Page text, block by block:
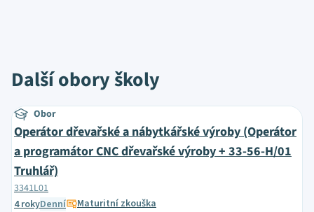
Další obory školy
Obor
Operátor dřevařské a nábytkářské výroby (Operátor
a programátor CNC dřevařské výroby + 33-56-H/01
Truhlář)
3341L01
4 rokyDenní Maturitní zkouška